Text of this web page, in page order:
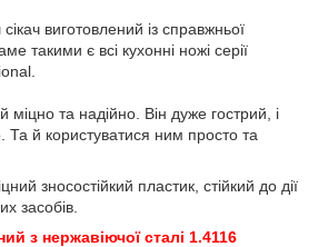
виготовлений із справжньої
такими є всі кухонні ножі серії
міцно та надійно. Він дуже гострий, і
Та й користуватися ним просто та
зносостійкий пластик, стійкий до дії
засобів.
з нержавіючої сталі 1.4116